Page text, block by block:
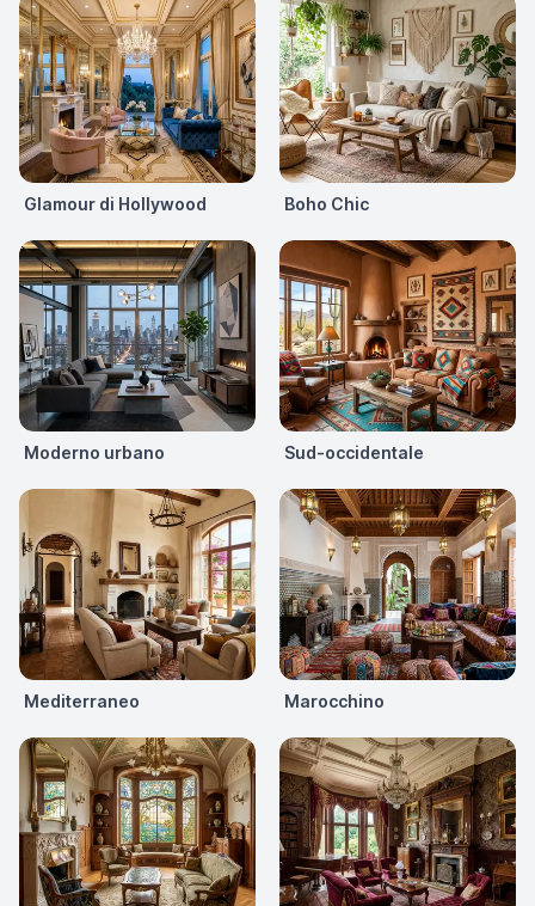
Glamour di Hollywood Boho Chic
Moderno urbano Sud-occidentale
Mediterraneo Marocchino